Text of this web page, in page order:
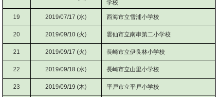
学校
19 2019/07/17 (水) 西海市立雪浦小学校
20 2019/09/10 (火) 雲仙市立南串第二小学校
21 2019/09/17 (火) 長崎市立伊良林小学校
22 2019/09/18 (水) 長崎市立山里小学校
23 2019/09/19 (木) 平戸市立平戸小学校